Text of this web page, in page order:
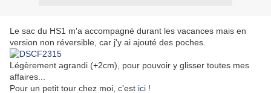
Le sac du HS1 m'a accompagné durant les vacances mais en
version non réversible, car j'y ai ajouté des poches.
Légèrement agrandi (+2cm), pour pouvoir y glisser toutes mes
affaires...
Pour un petit tour chez moi, c'est ici !